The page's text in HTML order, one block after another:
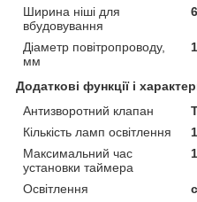
Ширина ніші для
вбудовування
Діаметр повітропроводу,
мм
Додаткові функції і
Антизворотний клапан
Кількість ламп освітлення
1
Максимальний час
установки таймера
Освітлення